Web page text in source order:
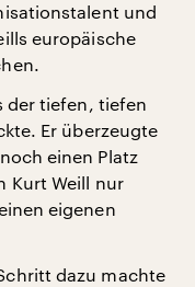
und
europäische
der tiefen, tiefen
Er überzeugte
einen Platz
Kurt Weill nur
eigenen
dazu machte